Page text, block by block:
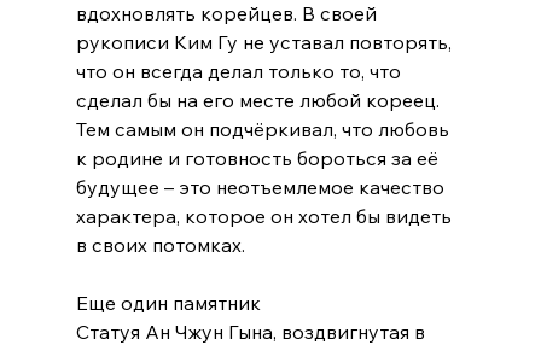
вдохновлять корейцев. В своей
рукописи Ким Гу не уставал повторять,
что он всегда делал только то, что
сделал бы на его месте любой кореец.
Тем самым он подчёркивал, что любовь
к родине и готовность бороться за её
будущее – это неотъемлемое качество
характера, которое он хотел бы видеть
в своих потомках.
Еще один памятник
Статуя Ан Чжун Гына, воздвигнутая в